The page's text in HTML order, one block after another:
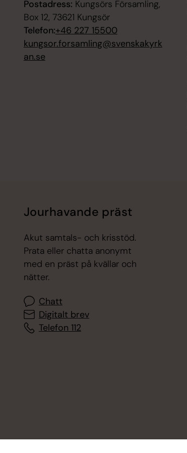
Postadress: Kungsörs Församling,
Box 12, 73621 Kungsör
Telefon:+46 227 15500
kungsor.forsamling@svenskakyrk
an.se
Jourhavande präst
Akut samtals- och krisstöd.
Prata eller chatta anonymt
med en präst på kvällar och
nätter.
Chatt
Digitalt brev
Telefon 112